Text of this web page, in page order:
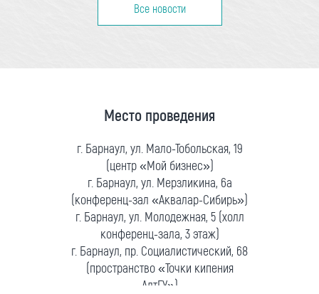
Все новости
Место проведения
г. Барнаул, ул. Мало-Тобольская, 19
(центр «Мой бизнес»)
г. Барнаул, ул. Мерзликина, 6а
(конференц-зал «Аквалар-Сибирь»)
г. Барнаул, ул. Молодежная, 5 (холл
конференц-зала, 3 этаж)
г. Барнаул, пр. Социалистический, 68
(пространство «Точки кипения
АлтГУ»)